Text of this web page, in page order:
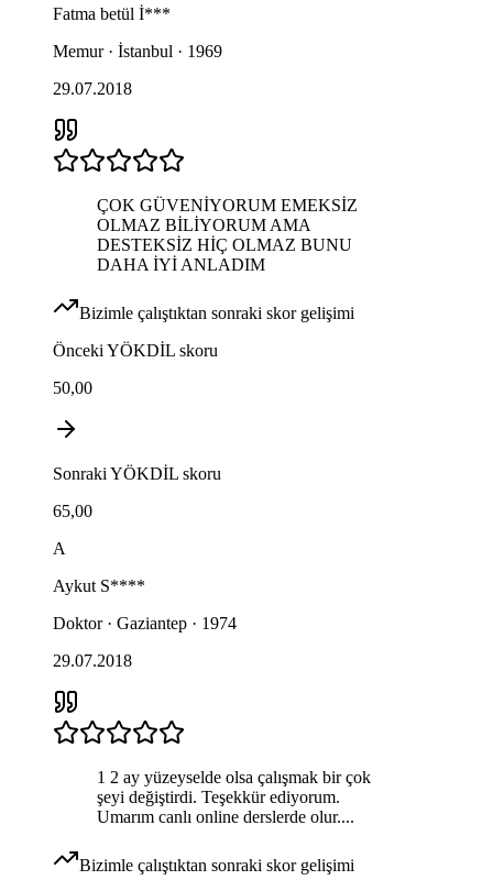
Fatma betül İ***
Memur · İstanbul · 1969
29.07.2018
ÇOK GÜVENİYORUM EMEKSİZ
OLMAZ BİLİYORUM AMA
DESTEKSİZ HİÇ OLMAZ BUNU
DAHA İYİ ANLADIM
Bizimle çalıştıktan sonraki skor gelişimi
Önceki YÖKDİL skoru
50,00
Sonraki YÖKDİL skoru
65,00
A
Aykut S****
Doktor · Gaziantep · 1974
29.07.2018
1 2 ay yüzeyselde olsa çalışmak bir çok
şeyi değiştirdi. Teşekkür ediyorum.
Umarım canlı online derslerde olur....
Bizimle çalıştıktan sonraki skor gelişimi